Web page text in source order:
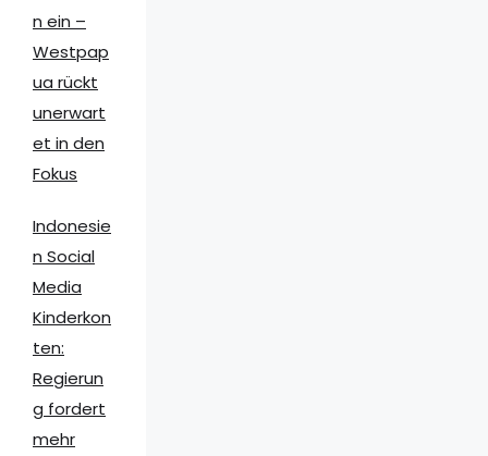
n ein –
Westpap
ua rückt
unerwart
et in den
Fokus
Indonesie
n Social
Media
Kinderkon
ten:
Regierun
g fordert
mehr